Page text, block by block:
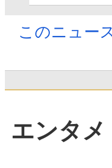
このニュー
エンタ